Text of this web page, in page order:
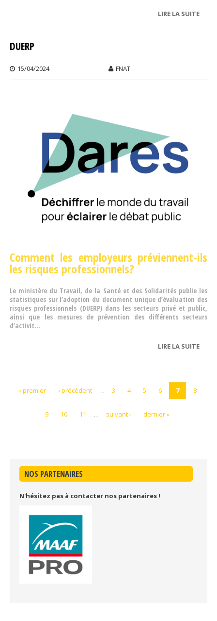
LIRE LA SUITEDE
DUERP
15/04/2024 FNAT
Comment les employeurs préviennent-ils
les risques professionnels?
Le ministère du Travail, de la Santé et des Solidarités publie les
statistiques sur l’adoption du document unique d’évaluation des
risques professionnels (DUERP) dans les secteurs privé et public,
ainsi que les mesures de prévention des différents secteurs
d’activit...
LIRE LA SUITEDE
« premier ‹ précédent … 3 4 5 6 7 8
9 10 11 … suivant › dernier »
NOS PARTENAIRES
N'hésitez pas à contacter nos partenaires !